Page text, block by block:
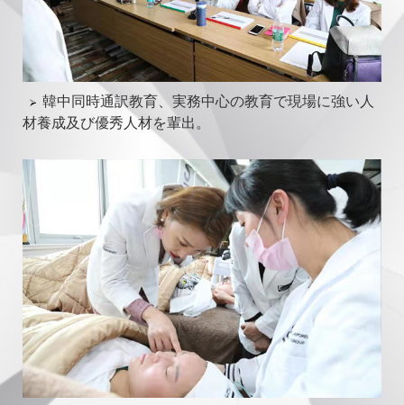
韓中同時通訳教育、実務中心の教育で現場に強い人
材養成及び優秀人材を輩出。